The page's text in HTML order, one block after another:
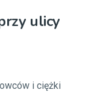
ulicy
i ciężki